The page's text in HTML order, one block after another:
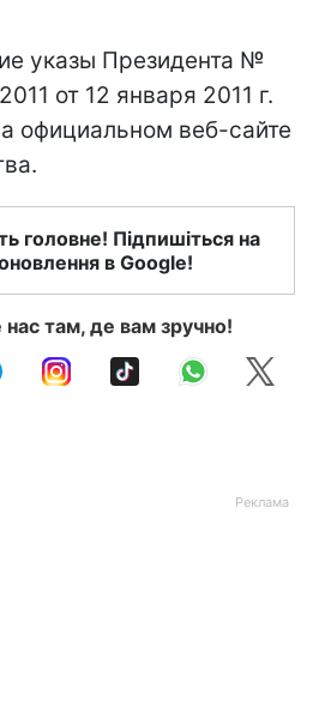
указы Президента №
от 12 января 2011 г.
официальном веб-сайте
головне! Підпишіться на
в Google!
там, де вам зручно!